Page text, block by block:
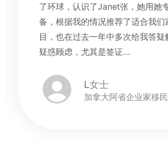
了环球，认识了Janet张，她用她
备，根据我的情况推荐了适合我们
目，也在过去一年中多次给我答疑
疑惑顾虑，尤其是签证...
L女士
加拿大阿省企业家移民